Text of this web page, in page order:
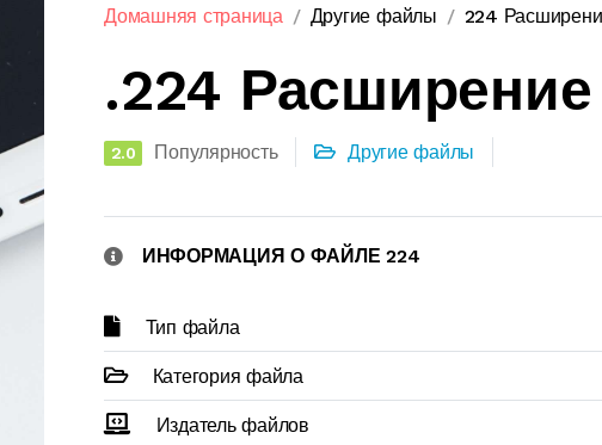
Домашняя страница Другие файлы 224
.224
2.0 Популярность Другие файлы
ИНФОРМАЦИЯ О ФАЙЛЕ 224
Тип файла
Категория файла
Издатель файлов